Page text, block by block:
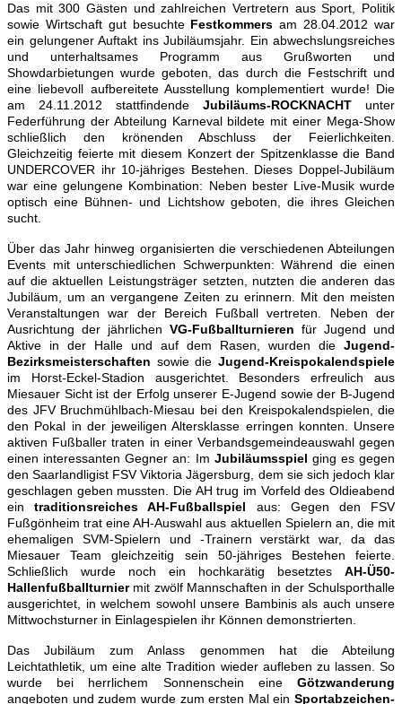
Das mit 300 Gästen und zahlreichen Vertretern aus Sport, Politik
sowie Wirtschaft gut besuchte Festkommers am 28.04.2012 war
ein gelungener Auftakt ins Jubiläumsjahr. Ein abwechslungsreiches
und unterhaltsames Programm aus Grußworten und
Showdarbietungen wurde geboten, das durch die Festschrift und
eine liebevoll aufbereitete Ausstellung komplementiert wurde! Die
am 24.11.2012 stattfindende Jubiläums-ROCKNACHT unter
Federführung der Abteilung Karneval bildete mit einer Mega-Show
schließlich den krönenden Abschluss der Feierlichkeiten.
Gleichzeitig feierte mit diesem Konzert der Spitzenklasse die Band
UNDERCOVER ihr 10-jähriges Bestehen. Dieses Doppel-Jubiläum
war eine gelungene Kombination: Neben bester Live-Musik wurde
optisch eine Bühnen- und Lichtshow geboten, die ihres Gleichen
sucht.
Über das Jahr hinweg organisierten die verschiedenen Abteilungen
Events mit unterschiedlichen Schwerpunkten: Während die einen
auf die aktuellen Leistungsträger setzten, nutzten die anderen das
Jubiläum, um an vergangene Zeiten zu erinnern. Mit den meisten
Veranstaltungen war der Bereich Fußball vertreten. Neben der
Ausrichtung der jährlichen VG-Fußballturnieren für Jugend und
Aktive in der Halle und auf dem Rasen, wurden die Jugend-
Bezirksmeisterschaften sowie die Jugend-Kreispokalendspiele
im Horst-Eckel-Stadion ausgerichtet. Besonders erfreulich aus
Miesauer Sicht ist der Erfolg unserer E-Jugend sowie der B-Jugend
des JFV Bruchmühlbach-Miesau bei den Kreispokalendspielen, die
den Pokal in der jeweiligen Altersklasse erringen konnten. Unsere
aktiven Fußballer traten in einer Verbandsgemeindeauswahl gegen
einen interessanten Gegner an: Im Jubiläumsspiel ging es gegen
den Saarlandligist FSV Viktoria Jägersburg, dem sie sich jedoch klar
geschlagen geben mussten. Die AH trug im Vorfeld des Oldieabend
eintraditionsreiches AH-Fußballspiel aus: Gegen den FSV
Fußgönheim trat eine AH-Auswahl aus aktuellen Spielern an, die mit
ehemaligen SVM-Spielern und -Trainern verstärkt war, da das
Miesauer Team gleichzeitig sein 50-jähriges Bestehen feierte.
Schließlich wurde noch ein hochkarätig besetztes AH-Ü50-
Hallenfußballturniermit zwölf Mannschaften in der Schulsporthalle
ausgerichtet, in welchem sowohl unsere Bambinis als auch unsere
Mittwochsturner in Einlagespielen ihr Können demonstrierten.
Das Jubiläum zum Anlass genommen hat die Abteilung
Leichtathletik, um eine alte Tradition wieder aufleben zu lassen. So
wurde bei herrlichem Sonnenschein eine Götzwanderung
angeboten und zudem wurde zum ersten Mal ein Sportabzeichen-